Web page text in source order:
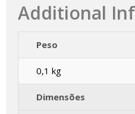
Additional
Peso
0,1 kg
Dimensões